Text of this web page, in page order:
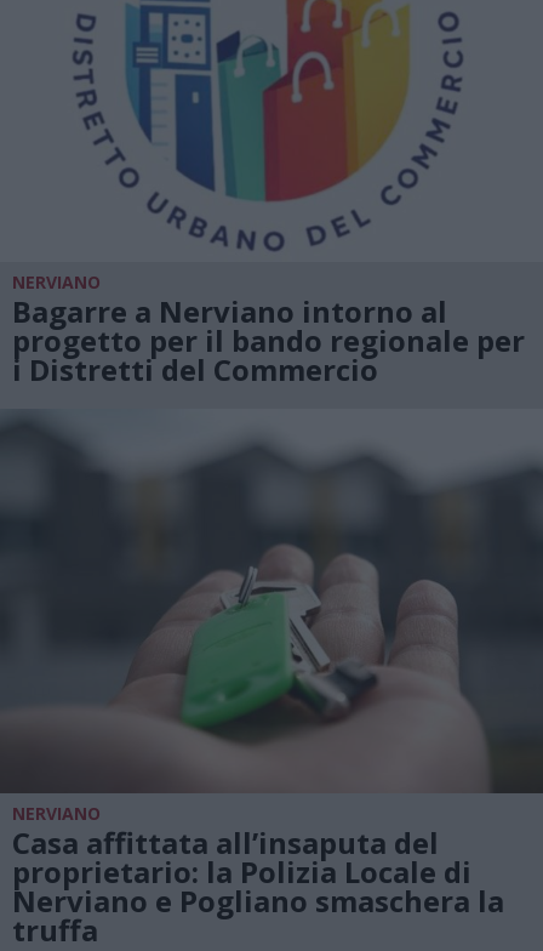
NERVIANO
Bagarre a Nerviano intorno al
progetto per il bando regionale per
i Distretti del Commercio
NERVIANO
Casa affittata all’insaputa del
proprietario: la Polizia Locale di
Nerviano e Pogliano smaschera la
truffa